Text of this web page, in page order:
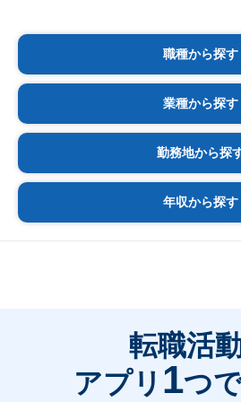
職種から探す
業種から探す
勤務地から探
年収から探す
転職活
アプリ 1つ